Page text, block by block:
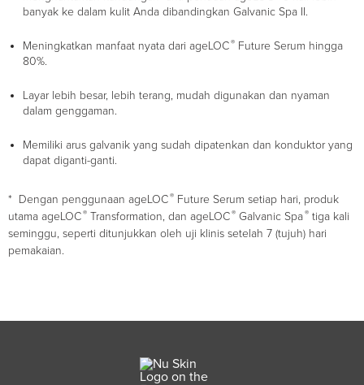
banyak ke dalam kulit Anda dibandingkan Galvanic Spa II.
Meningkatkan manfaat nyata dari ageLOC® Future Serum hingga
80%.
Layar lebih besar, lebih terang, mudah digunakan dan nyaman
dalam genggaman.
Memiliki arus galvanik yang sudah dipatenkan dan konduktor yang
dapat diganti-ganti.
* Dengan penggunaan ageLOC® Future Serum setiap hari, produk
utama ageLOC® Transformation, dan ageLOC® Galvanic Spa® tiga kali
seminggu, seperti ditunjukkan oleh uji klinis setelah 7 (tujuh) hari
pemakaian.